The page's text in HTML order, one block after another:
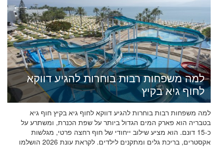
למה משפחות רבות בוחרות להגיע דווקא
לחוף גיא בקיץ
למה משפחות רבות בוחרות להגיע דווקא לחוף גיא בקיץ חוף גיא
בטבריה הוא פארק המים הגדול ביותר על שפת הכנרת, ומשתרע על
כ-15 דונם. הוא מציע שילוב ייחודי של חוף רחצה פרטי, מגלשות
אקסטרים, בריכת גלים ומתקנים לילדים. לקראת עונת 2026 הושלמו